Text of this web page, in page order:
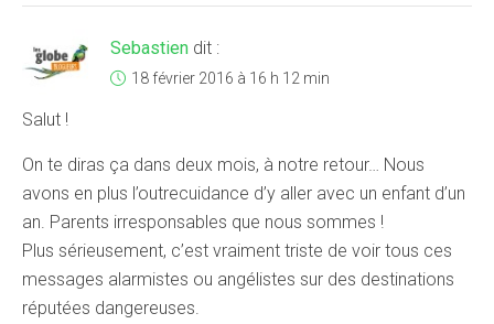
Sebastien dit :
18 février 2016 à 16 h 12 min
Salut !
On te diras ça dans deux mois, à notre retour… Nous
avons en plus l’outrecuidance d’y aller avec un enfant d’un
an. Parents irresponsables que nous sommes !
Plus sérieusement, c’est vraiment triste de voir tous ces
messages alarmistes ou angélistes sur des destinations
réputées dangereuses.